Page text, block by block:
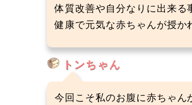
体質改善や自分なりに出来る
健康で元気な赤ちゃんが授
トンちゃん
今回こそ私のお腹に赤ちゃ